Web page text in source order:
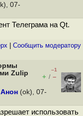
07-
Телеграма на Qt.
Cообщить модератору
Zulip
–1
+ / –
Анон (ok), 07-
использовать